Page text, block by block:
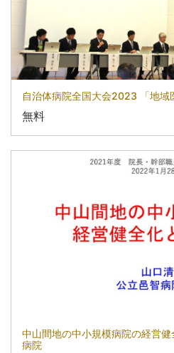
自治体病院全国大会2023 「地域
無料
中山間地の中小規模病院の経営
病院